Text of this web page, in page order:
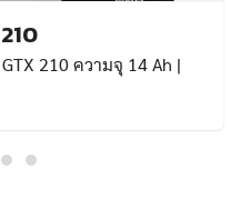
210 ความจุ 14 Ah |